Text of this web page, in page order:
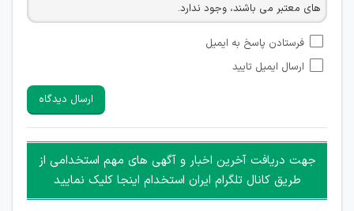
های معتبر می باشند، وجود ندارد.
شبکه های مجازی ارتباطی می باشند وجود ندارد.
امکان تأیید نظرات کاربرانی که به هر طریقی قصد مأیوس کردن
هرگونه تحریک، تحقیر و کنایه به سایر افراد (مسئول و غیر مسئول)
غیر مجاز می باشد.
امکان هماهنگی برای هرگونه ملاقات حضوری چه به صورت دسته
جمعی و چه فردی توسط کاربران سایت وجود ندارد.
فرستادن پاسخ به ایمیل
ارسال ایمیل تایید
ارسال دیدگاه
جهت دریافت آخرین اخبار و آگهی های مهم استخدامی از
طریق کانال تلگرام ایران استخدام اینجا کلیک نمایید